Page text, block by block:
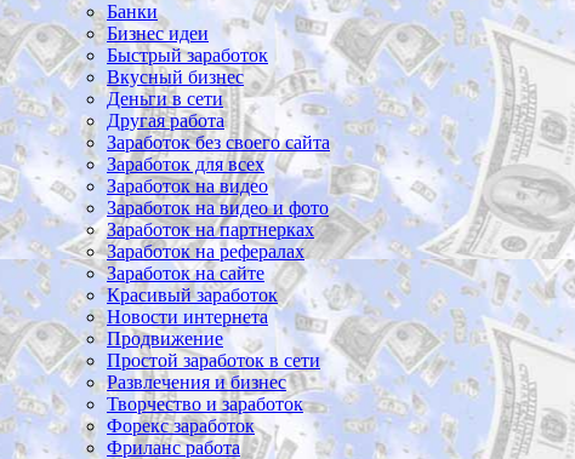
Банки
Бизнес идеи
Быстрый заработок
Вкусный бизнес
Деньги в сети
Другая работа
Заработок без своего сайта
Заработок для всех
Заработок на видео
Заработок на видео и фото
Заработок на партнерках
Заработок на рефералах
Заработок на сайте
Красивый заработок
Новости интернета
Продвижение
Простой заработок в сети
Развлечения и бизнес
Творчество и заработок
Форекс заработок
Фриланс работа